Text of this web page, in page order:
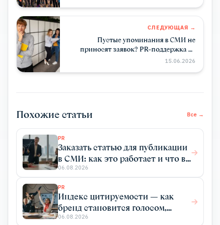
СЛЕДУЮЩАЯ →
Пустые упоминания в СМИ не
приносят заявок? PR-поддержка от
PRslon строит авторитет и
15.06.2026
Похожие статьи Все →
PR
Заказать статью для публикации
в СМИ: как это работает и что вы
получаете
06.08.2026
PR
Индекс цитируемости — как
бренд становится голосом,
который цитируют
06.08.2026